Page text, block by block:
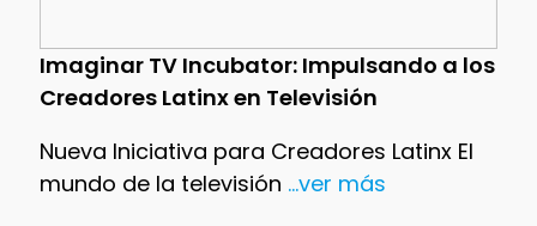
Imaginar TV Incubator: Impulsando a los
Creadores Latinx en Televisión
Nueva Iniciativa para Creadores Latinx El
mundo de la televisión ...ver más